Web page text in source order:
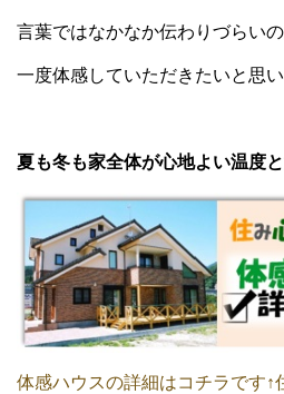
言葉ではなかなか伝わりづらい
一度体感していただきたいと思
夏も冬も家全体が心地よい温度
体感ハウスの詳細はコチラです↑